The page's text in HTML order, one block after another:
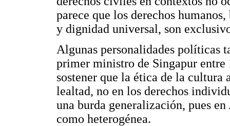
parece que los derechos
y dignidad universal, son
Algunas personalidades políticas
primer ministro de Singapur
sostener que la ética de la
lealtad, no en los derechos
una burda generalización, pues
como heterogénea.